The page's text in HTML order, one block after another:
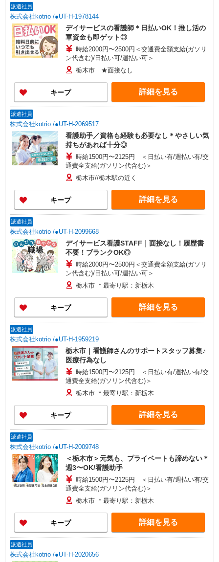
派遣社員
株式会社kotrio /●UT-H-1978144
デイサービスの看護師＊日払いOK！推し活の
軍資金も即ゲット◎
時給2000円〜2500円＜交通費全額支給(ガソリ
ン代含む)/日払い可/週払い可＞
栃木市 ★面接なし
キープ 詳細を見る
派遣社員
株式会社kotrio /●UT-H-2069517
看護助手／資格も経験も必要なし＊やさしい気
持ちがあれば十分◎
時給1500円〜2125円 ＜日払い有/週払い有/交
通費全支給(ガソリン代含む)＞
栃木市//栃木駅の近く
キープ 詳細を見る
派遣社員
株式会社kotrio /●UT-H-2099668
デイサービス看護STAFF｜面接なし！履歴書
不要！ブランクOK◎
時給2000円〜2500円＜交通費全額支給(ガソリ
ン代含む)/日払い可/週払い可＞
栃木市 ＊最寄り駅：新栃木
キープ 詳細を見る
派遣社員
株式会社kotrio /●UT-H-1959219
栃木市｜看護師さんのサポートスタッフ募集♪
医療行為なし
時給1500円〜2125円 ＜日払い有/週払い有/交
通費全支給(ガソリン代含む)＞
栃木市 ＊最寄り駅：新栃木
キープ 詳細を見る
派遣社員
株式会社kotrio /●UT-H-2009748
＜栃木市＞元気も、プライベートも諦めない＊
週3〜OK/看護助手
時給1500円〜2125円 ＜日払い有/週払い有/交
通費全支給(ガソリン代含む)＞
栃木市 ＊最寄り駅：新栃木
キープ 詳細を見る
派遣社員
株式会社kotrio /●UT-H-2020656